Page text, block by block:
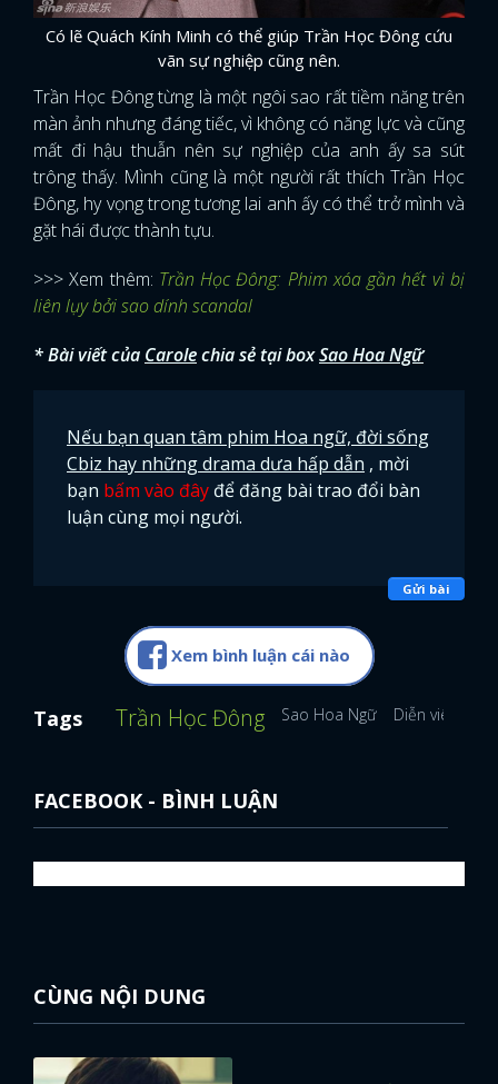
Có lẽ Quách Kính Minh có thể giúp Trần Học Đông cứu
vãn sự nghiệp cũng nên.
Trần Học Đông từng là một ngôi sao rất tiềm năng trên
màn ảnh nhưng đáng tiếc, vì không có năng lực và cũng
mất đi hậu thuẫn nên sự nghiệp của anh ấy sa sút
trông thấy. Mình cũng là một người rất thích Trần Học
Đông, hy vọng trong tương lai anh ấy có thể trở mình và
gặt hái được thành tựu.
>>> Xem thêm: Trần Học Đông: Phim xóa gần hết vì bị
liên lụy bởi sao dính scandal
* Bài viết của Carolechia sẻ tại boxSao Hoa Ngữ
Nếu bạn quan tâm phim Hoa ngữ, đời sống
Cbiz hay những drama dưa hấp dẫn , mời
bạn bấm vào đây để đăng bài trao đổi bàn
luận cùng mọi người.
Gửi bài
Xem bình luận cái nào
Tags Trần Học Đông Sao Hoa Ngữ Diễn viên Hoa
FACEBOOK - BÌNH LUẬN
CÙNG NỘI DUNG